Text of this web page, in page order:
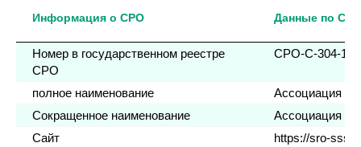
Информация о СРО Данные по СРО
Номер в государственном реестре
СРО
СРО-С-304-
полное наименование
Ассоциация
Сокращенное наименование
Ассоциация
Сайт
https://sro-